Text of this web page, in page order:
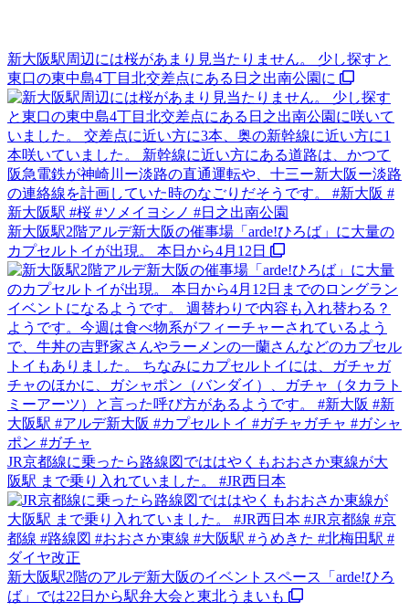
新大阪駅周辺には桜があまり見当たりません。 少し探すと
東口の東中島4丁目北交差点にある日之出南公園に
新大阪駅2階アルデ新大阪の催事場「arde!ひろば」に大量の
カプセルトイが出現。 本日から4月12日
JR京都線に乗ったら路線図でははやくもおおさか東線が大
阪駅 まで乗り入れていました。 #JR西日本
新大阪駅2階のアルデ新大阪のイベントスペース「arde!ひろ
ば」では22日から駅弁大会と東北うまいも